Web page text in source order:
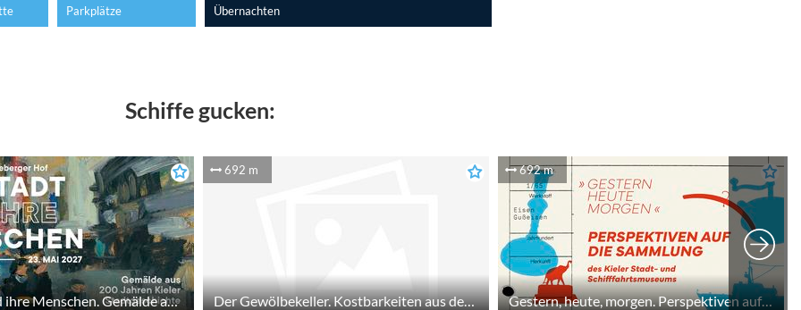
Parkplätze Übernachten
Schiffe gucken:
Die Stadt und ihre Menschen. Gemälde aus 200 Jahren Stadtgeschichte
692 m
Der Gewölbekeller. Kostbarkeiten aus dem Alten Kiel
692 m
Gestern, heute, morgen. Perspektiven auf die Sammlung des Kieler Stadt- und Schifffahrtsmuseums